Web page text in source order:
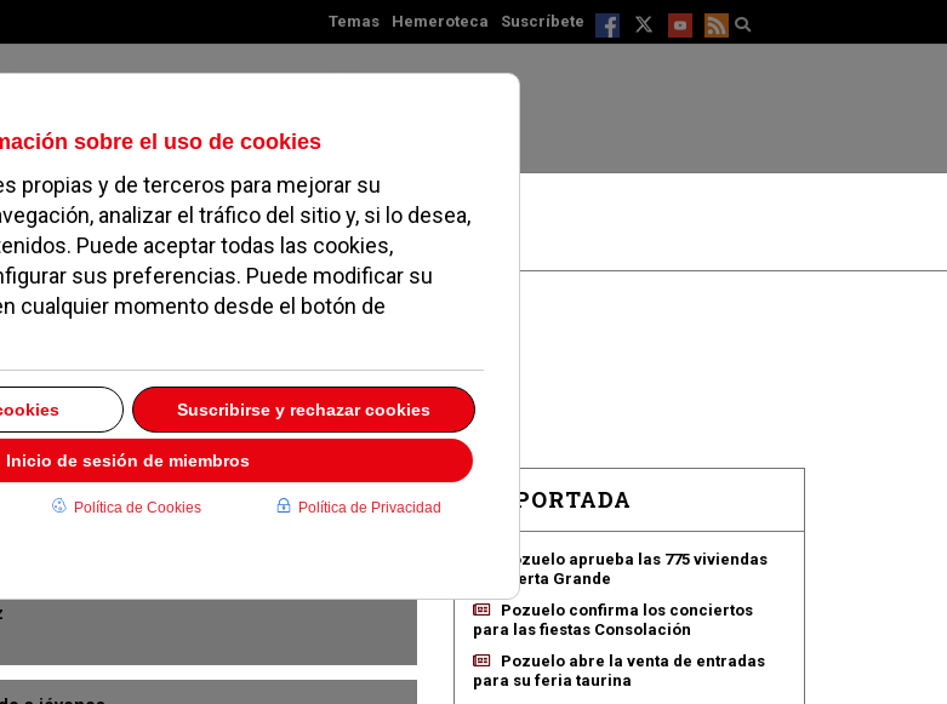
Temas Hemeroteca Suscríbete
Viernes, 07 de agosto de 2026
SOCIEDAD MAGAZINE SERVICIOS
EN PORTADA
Pozuelo aprueba las 775 viviendas
de Huerta Grande
Pozuelo confirma los conciertos
para las fiestas Consolación
Pozuelo abre la venta de entradas
para su feria taurina